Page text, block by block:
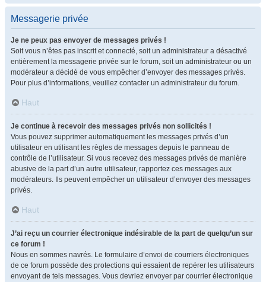
Messagerie privée
Je ne peux pas envoyer de messages privés !
Soit vous n’êtes pas inscrit et connecté, soit un administrateur a désactivé
entièrement la messagerie privée sur le forum, soit un administrateur ou un
modérateur a décidé de vous empêcher d’envoyer des messages privés.
Pour plus d’informations, veuillez contacter un administrateur du forum.
Haut
Je continue à recevoir des messages privés non sollicités !
Vous pouvez supprimer automatiquement les messages privés d’un
utilisateur en utilisant les règles de messages depuis le panneau de
contrôle de l’utilisateur. Si vous recevez des messages privés de manière
abusive de la part d’un autre utilisateur, rapportez ces messages aux
modérateurs. Ils peuvent empêcher un utilisateur d’envoyer des messages
privés.
Haut
J’ai reçu un courrier électronique indésirable de la part de quelqu’un sur
ce forum !
Nous en sommes navrés. Le formulaire d’envoi de courriers électroniques
de ce forum possède des protections qui essaient de repérer les utilisateurs
envoyant de tels messages. Vous devriez envoyer par courrier électronique